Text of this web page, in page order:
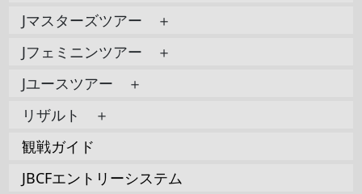
Jマスターズツアー ＋
Jフェミニンツアー ＋
Jユースツアー ＋
リザルト ＋
観戦ガイド
JBCFエントリーシステム